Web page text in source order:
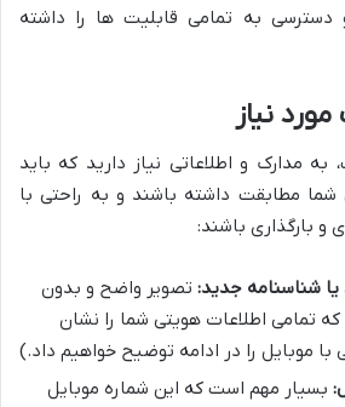
دسترسی به تمامی قابلیت ها را داشته
نیاز
به مدارک و اطلاعاتی نیاز دارید که باید
شما مطابقت داشته باشند و به راحتی با
و بارگذاری باشند:
شناسنامه جدید: تصویر واضح و بدون
تمامی اطلاعات هویتی شما را نشان
موبایل را در ادامه توضیح خواهیم داد.)
بسیار مهم است که این شماره موبایل